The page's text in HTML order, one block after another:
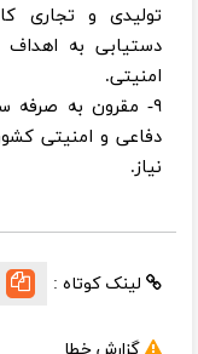
تولیدی و تجاری
دستیابی به
امنیتی.
۹- مقرون به صرفه
دفاعی و امنیتی
نیاز.
لینک کوتاه :